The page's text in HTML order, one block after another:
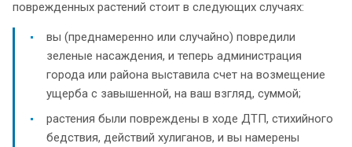
поврежденных растений стоит в следующих случаях:
вы (преднамеренно или случайно) повредили
зеленые насаждения, и теперь администрация
города или района выставила счет на возмещение
ущерба с завышенной, на ваш взгляд, суммой;
растения были повреждены в ходе ДТП, стихийного
бедствия, действий хулиганов, и вы намерены